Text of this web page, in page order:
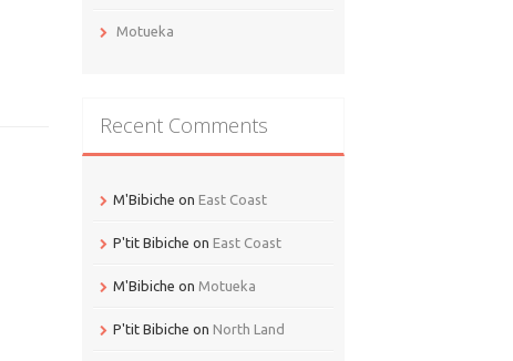
Motueka
Recent Comments
M'Bibiche on East Coast
P'tit Bibiche on East Coast
M'Bibiche on Motueka
P'tit Bibiche on North Land